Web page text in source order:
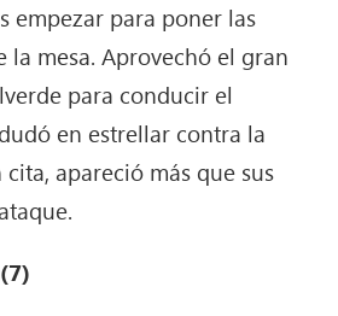
empezar para poner las
la mesa. Aprovechó el gran
para conducir el
en estrellar contra la
apareció más que sus